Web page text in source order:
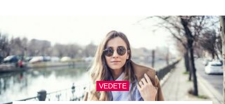
VEDETE